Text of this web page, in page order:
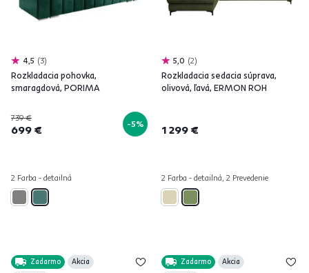
4,5 3
Rozkladacia pohovka,
smaragdová, PORIMA
739 €
699 € -5%
2 Farba - detailná
5,0 2
Rozkladacia sedacia súprava,
olivová, ľavá, ERMON ROH
1 299 €
2 Farba - detailná, 2 Prevedenie
Zadarmo
Akcia
Zadarmo
Akcia